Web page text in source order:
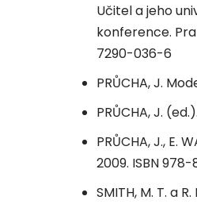
Učitel a jeho
konference.
7290-036-6
PRŮCHA, J.
PRŮCHA, J.
PRŮCHA, J., E.
2009. ISBN
SMITH, M. T. a